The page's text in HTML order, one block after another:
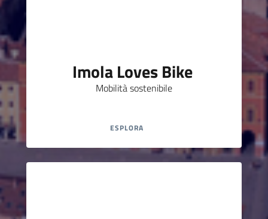
Imola Loves Bike
Mobilità sostenibile
ESPLORA